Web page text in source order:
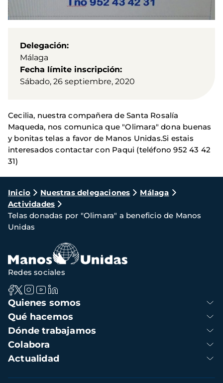
Delegación
Málaga
Fecha límite inscripción
Sábado, 26 septiembre, 2020
Cecilia, nuestra compañera de Santa Rosalía
Maqueda, nos comunica que "Olimara" dona buenas
y bonitas telas a favor de Manos Unidas.Si estais
interesados contactar con Paqui (teléfono 952 43 42
31)
Ruta
de
navegación
Inicio Nuestras delegaciones
Málaga
Actividades
Telas donadas por "Olimara" a beneficio de Manos
Unidas
Navegación
principal
Quienes somos
Qué hacemos
Dónde trabajamos
Colabora
Actualidad
Redes sociales